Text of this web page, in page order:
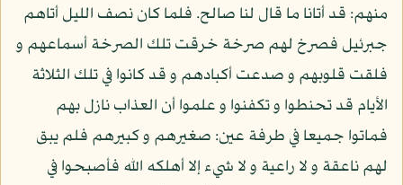
منهم: قد أتانا ما قال لنا صالح. فلما كان نصف الليل أتاهم
جبرئيل فصرخ لهم صرخة خرقت تلك الصرخة أسماعهم و
فلقت قلوبهم و صدعت أكبادهم و قد كانوا في تلك الثلاثة
الأيام قد تحنطوا و تكفنوا و علموا أن العذاب نازل بهم
فماتوا جميعا في طرفة عين: صغيرهم و كبيرهم فلم يبق
لهم ناعقة و لا راعية و لا شيء إلا أهلكه الله فأصبحوا في